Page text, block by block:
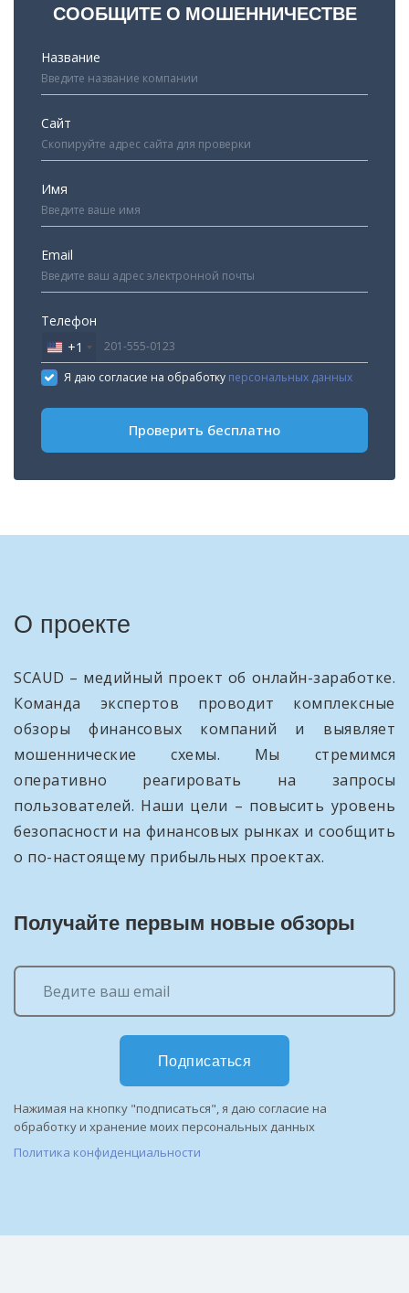
СООБЩИТЕ О МОШЕННИЧЕСТВЕ
Название
Сайт
Имя
Email
Телефон
United
States
+1
+1
Я даю согласие на обработку персональных данных
Проверить бесплатно
О проекте
SCAUD – медийный проект об онлайн-заработке.
Команда экспертов проводит комплексные
обзоры финансовых компаний и выявляет
мошеннические схемы. Мы стремимся
оперативно реагировать на запросы
пользователей. Наши цели – повысить уровень
безопасности на финансовых рынках и сообщить
о по-настоящему прибыльных проектах.
Получайте первым новые обзоры
Подписаться
Нажимая на кнопку "подписаться", я даю согласие на
обработку и хранение моих персональных данных
Политика конфиденциальности